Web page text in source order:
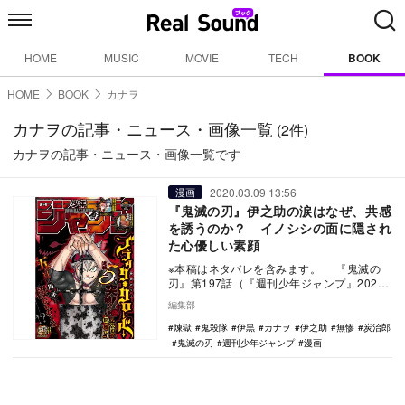
HOME MUSIC MOVIE TECH BOOK
HOME BOOK カナヲ
カナヲの記事・ニュース・画像一覧 (2件)
カナヲの記事・ニュース・画像一覧です
漫画 2020.03.09 13:56
『鬼滅の刃』伊之助の涙はなぜ、共感
を誘うのか？ イノシシの面に隠され
た心優しい素顔
※本稿はネタバレを含みます。 『鬼滅の
刃』第197話（『週刊少年ジャンプ』2020
年15号）では、炭治郎・伊黒と無惨との死
闘…
編集部
煉獄
鬼殺隊 伊黒 カナヲ 伊之助 無惨
炭治郎
鬼滅の刃
週刊少年ジャンプ 漫画